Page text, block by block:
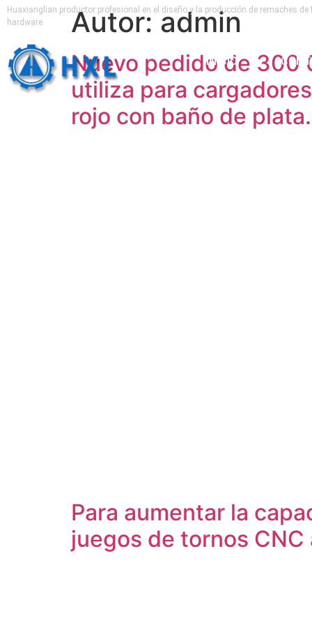
Huaxianglian productor profesional en el diseño y la producción de remaches
hardware.
INICIO
Autor:admin
Nuevo pedido de 300
utiliza para
rojo con baño de plata.
Para aumentar la
juegos de tornos